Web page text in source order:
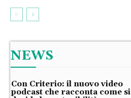
NEWS
Con Criterio: il nuovo video
podcast che racconta come si